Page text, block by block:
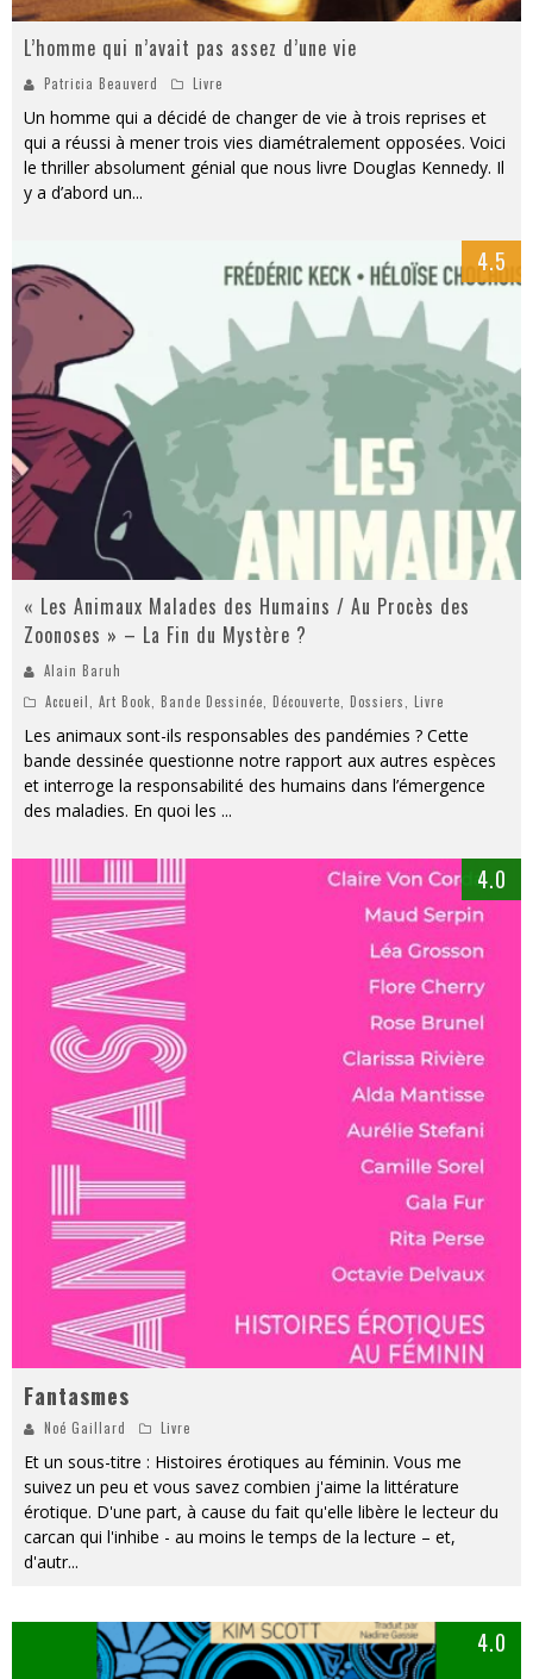
L’homme qui n’avait pas assez d’une vie
Patricia Beauverd Livre
Un homme qui a décidé de changer de vie à trois reprises et
qui a réussi à mener trois vies diamétralement opposées. Voici
le thriller absolument génial que nous livre Douglas Kennedy. Il
y a d’abord un...
4.5
« Les Animaux Malades des Humains / Au Procès des
Zoonoses » – La Fin du Mystère ?
Alain Baruh
Accueil
Art Book Bande Dessinée Découverte Dossiers Livre
Les animaux sont-ils responsables des pandémies ? Cette
bande dessinée questionne notre rapport aux autres espèces
et interroge la responsabilité des humains dans l’émergence
des maladies. En quoi les ...
4.0
Fantasmes
Noé Gaillard Livre
Et un sous-titre : Histoires érotiques au féminin. Vous me
suivez un peu et vous savez combien j'aime la littérature
érotique. D'une part, à cause du fait qu'elle libère le lecteur du
carcan qui l'inhibe - au moins le temps de la lecture – et,
d'autr...
4.0